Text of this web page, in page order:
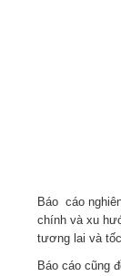
Báo cáo
chính và xu
tương lai và
Báo cáo cũng